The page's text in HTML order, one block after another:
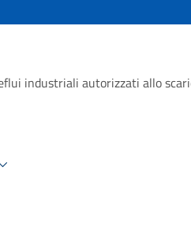
industriali autorizzati allo